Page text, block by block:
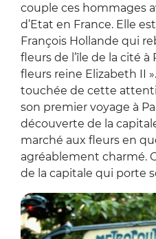
couple ces hommages
d’Etat en France. Elle
François Hollande qui
fleurs de l’île de la cité à
fleurs reine Elizabeth II
touchée de cette
son premier voyage à
découverte de la
marché aux fleurs en
agréablement charmé.
de la capitale qui porte